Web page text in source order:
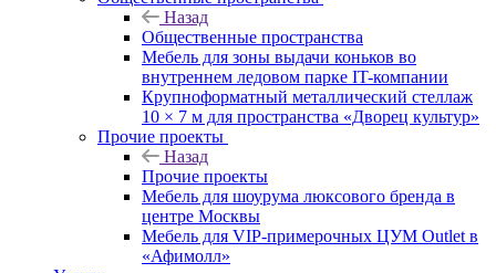
Назад
Общественные пространства
Мебель для зоны выдачи коньков во
внутреннем ледовом парке IT-компании
Крупноформатный металлический стеллаж
10 × 7 м для пространства «Дворец культур»
Прочие проекты
Назад
Прочие проекты
Мебель для шоурума люксового бренда в
центре Москвы
Мебель для VIP-примерочных ЦУМ Outlet в
«Афимолл»